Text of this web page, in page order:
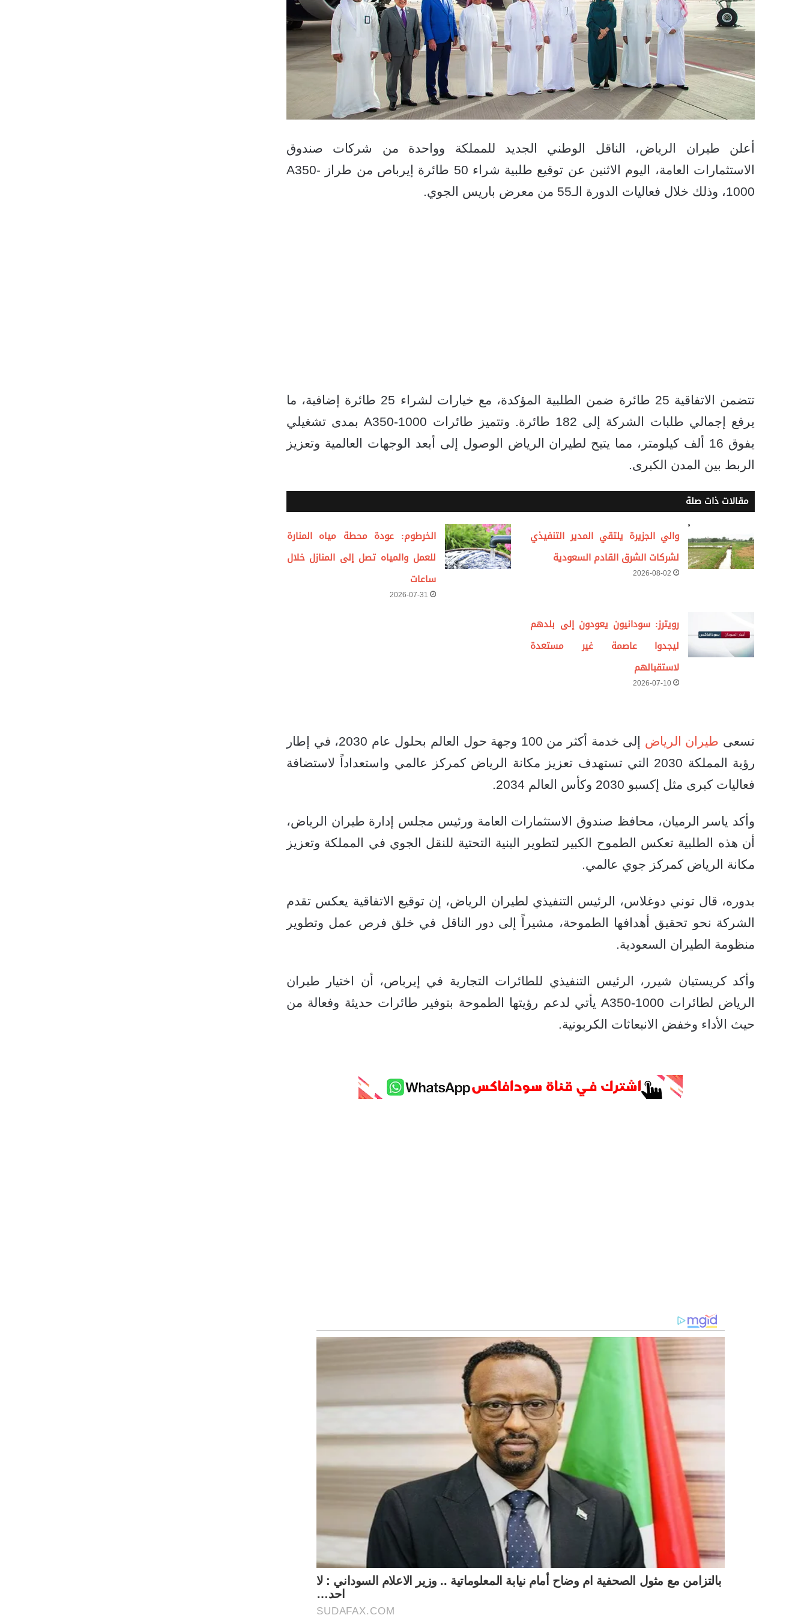
أعلن طيران الرياض، الناقل الوطني الجديد للمملكة وواحدة من شركات صندوق
الاستثمارات العامة، اليوم الاثنين عن توقيع طلبية شراء 50 طائرة إيرباص من طراز A350-
1000، وذلك خلال فعاليات الدورة الـ55 من معرض باريس الجوي.
تتضمن الاتفاقية 25 طائرة ضمن الطلبية المؤكدة، مع خيارات لشراء 25 طائرة إضافية، ما
يرفع إجمالي طلبات الشركة إلى 182 طائرة. وتتميز طائرات A350-1000 بمدى تشغيلي
يفوق 16 ألف كيلومتر، مما يتيح لطيران الرياض الوصول إلى أبعد الوجهات العالمية وتعزيز
الربط بين المدن الكبرى.
مقالات ذات صلة
والي الجزيرة يلتقي المدير التنفيذي
لشركات الشرق القادم السعودية
2026-08-02
الخرطوم: عودة محطة مياه المنارة
للعمل والمياه تصل إلى المنازل خلال
ساعات
2026-07-31
رويترز: سودانيون يعودون إلى بلدهم
ليجدوا عاصمة غير مستعدة
لاستقبالهم
2026-07-10
تسعى طيران الرياض
إلى خدمة أكثر من 100 وجهة حول العالم بحلول عام 2030، في إطار
رؤية المملكة 2030 التي تستهدف تعزيز مكانة الرياض كمركز عالمي واستعداداً لاستضافة
فعاليات كبرى مثل إكسبو 2030 وكأس العالم 2034.
وأكد ياسر الرميان، محافظ صندوق الاستثمارات العامة ورئيس مجلس إدارة طيران الرياض،
أن هذه الطلبية تعكس الطموح الكبير لتطوير البنية التحتية للنقل الجوي في المملكة وتعزيز
مكانة الرياض كمركز جوي عالمي.
بدوره، قال توني دوغلاس، الرئيس التنفيذي لطيران الرياض، إن توقيع الاتفاقية يعكس تقدم
الشركة نحو تحقيق أهدافها الطموحة، مشيراً إلى دور الناقل في خلق فرص عمل وتطوير
منظومة الطيران السعودية.
وأكد كريستيان شيرر، الرئيس التنفيذي للطائرات التجارية في إيرباص، أن اختيار طيران
الرياض لطائرات A350-1000 يأتي لدعم رؤيتها الطموحة بتوفير طائرات حديثة وفعالة من
حيث الأداء وخفض الانبعاثات الكربونية.